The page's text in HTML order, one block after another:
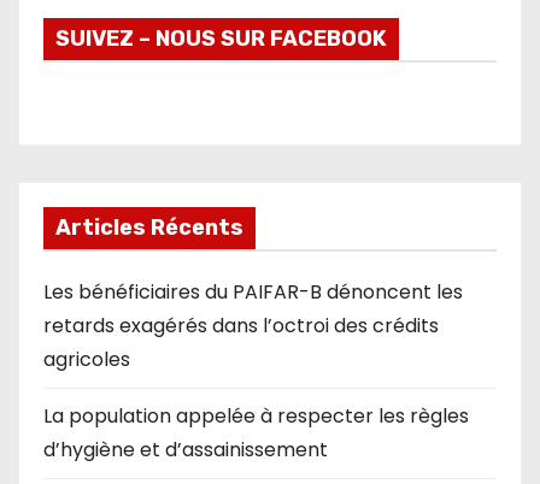
SUIVEZ – NOUS SUR FACEBOOK
Articles Récents
Les bénéficiaires du PAIFAR-B dénoncent les
retards exagérés dans l’octroi des crédits
agricoles
La population appelée à respecter les règles
d’hygiène et d’assainissement